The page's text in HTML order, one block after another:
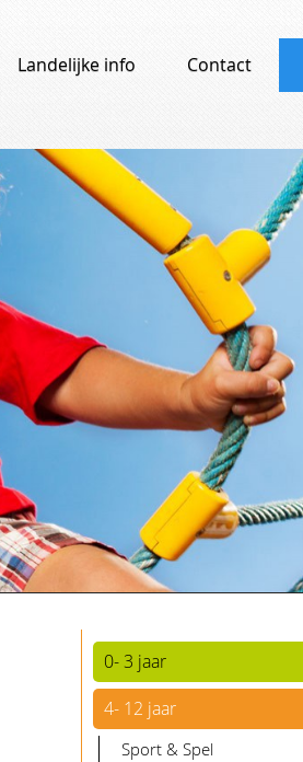
Landelijke info Contact
0- 3 jaar
4- 12 jaar
Sport & Spel